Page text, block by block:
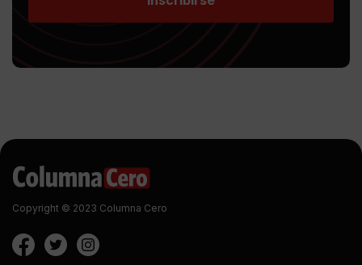
Copyright © 2023 Columna Cero